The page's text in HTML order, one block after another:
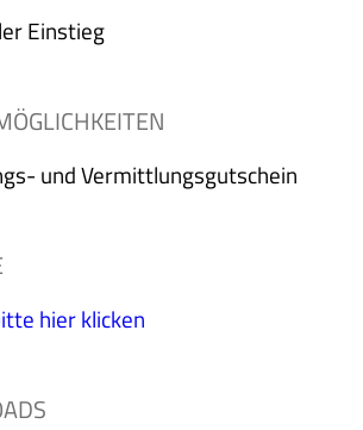
Einstieg
und Vermittlungsgutschein
hier klicken